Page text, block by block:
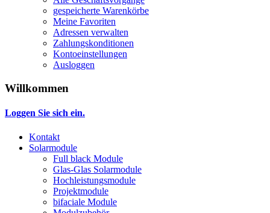
gespeicherte Warenkörbe
Meine Favoriten
Adressen verwalten
Zahlungskonditionen
Kontoeinstellungen
Ausloggen
Willkommen
Loggen Sie sich ein.
Kontakt
Solarmodule
Full black Module
Glas-Glas Solarmodule
Hochleistungsmodule
Projektmodule
bifaciale Module